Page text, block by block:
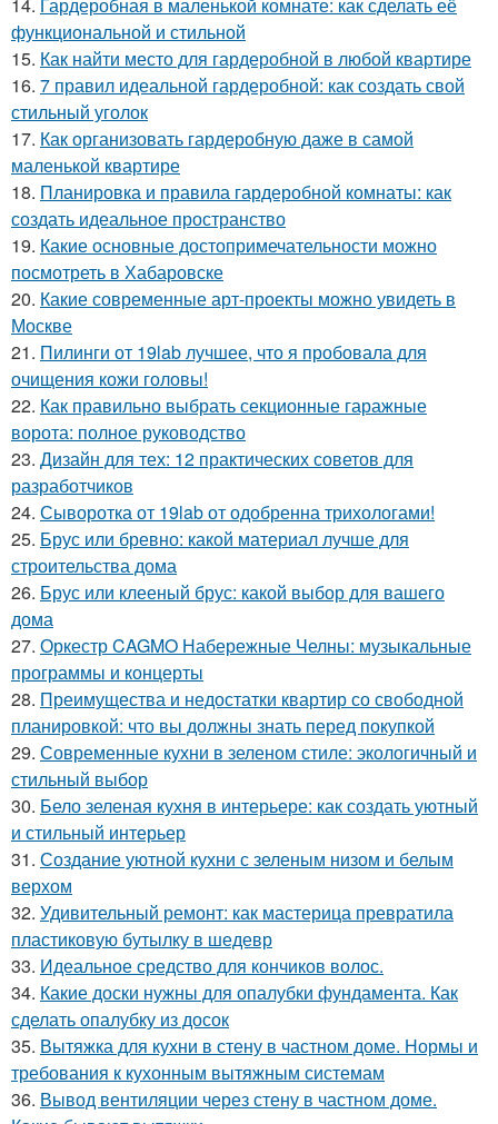
функциональной и стильной
15. Как найти место для гардеробной в любой квартире
16. 7 правил идеальной гардеробной: как создать свой
стильный уголок
17. Как организовать гардеробную даже в самой
маленькой квартире
18. Планировка и правила гардеробной комнаты: как
создать идеальное пространство
19. Какие основные достопримечательности можно
посмотреть в Хабаровске
20. Какие современные арт-проекты можно увидеть в
Москве
21. Пилинги от 19lab лучшее, что я пробовала для
очищения кожи головы!
22. Как правильно выбрать секционные гаражные
ворота: полное руководство
23. Дизайн для тех: 12 практических советов для
разработчиков
24. Сыворотка от 19lab от одобренна трихологами!
25. Брус или бревно: какой материал лучше для
строительства дома
26. Брус или клееный брус: какой выбор для вашего
дома
27. Оркестр CAGMO Набережные Челны: музыкальные
программы и концерты
28. Преимущества и недостатки квартир со свободной
планировкой: что вы должны знать перед покупкой
29. Современные кухни в зеленом стиле: экологичный и
стильный выбор
30. Бело зеленая кухня в интерьере: как создать уютный
и стильный интерьер
31. Создание уютной кухни с зеленым низом и белым
верхом
32. Удивительный ремонт: как мастерица превратила
пластиковую бутылку в шедевр
33. Идеальное средство для кончиков волос.
34. Какие доски нужны для опалубки фундамента. Как
сделать опалубку из досок
35. Вытяжка для кухни в стену в частном доме. Нормы и
требования к кухонным вытяжным системам
36. Вывод вентиляции через стену в частном доме.